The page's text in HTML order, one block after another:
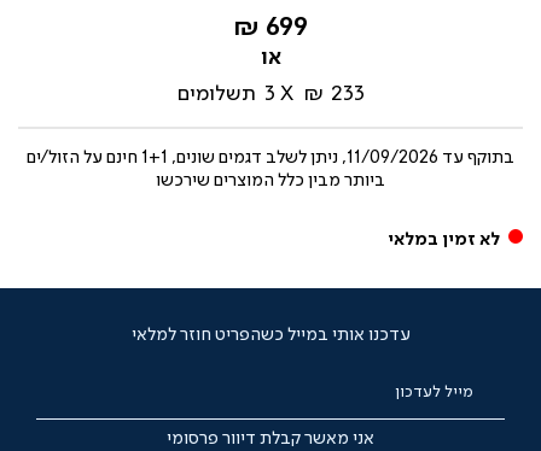
החל
מ-
699 ₪
233 ₪
3 תשלומים
בתוקף עד
11/09/2026, ניתן לשלב דגמים שונים, 1+1 חינם על הזול/ים
ביותר מבין כלל המוצרים שירכשו
לא זמין במלאי
עדכנו אותי במייל כשהפריט חוזר למלאי
מייל לעדכון
אני מאשר קבלת דיוור פרסומי